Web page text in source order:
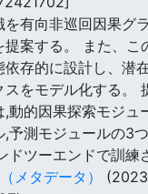
を有向非巡回因果グ
提案する。 また、こ
依存的に設計し、潜
スをモデル化する。
,動的因果探索モジュ
,予測モジュールの3
ドツーエンドで訓練
メタデータ）